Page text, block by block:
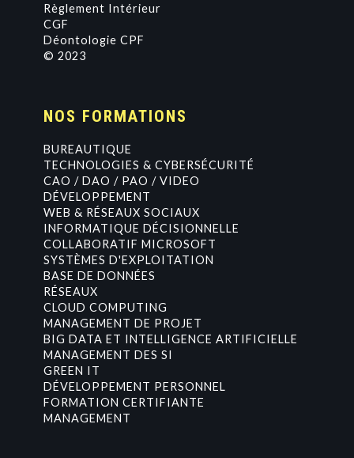
Règlement Intérieur
CGF
Déontologie CPF
© 2023
NOS FORMATIONS
BUREAUTIQUE
TECHNOLOGIES & CYBERSÉCURITÉ
CAO / DAO / PAO / VIDEO
DÉVELOPPEMENT
WEB & RÉSEAUX SOCIAUX
INFORMATIQUE DÉCISIONNELLE
COLLABORATIF MICROSOFT
SYSTÈMES D'EXPLOITATION
BASE DE DONNÉES
RÉSEAUX
CLOUD COMPUTING
MANAGEMENT DE PROJET
BIG DATA ET INTELLIGENCE ARTIFICIELLE
MANAGEMENT DES SI
GREEN IT
DÉVELOPPEMENT PERSONNEL
FORMATION CERTIFIANTE
MANAGEMENT